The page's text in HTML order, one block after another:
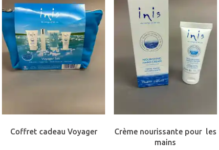
Coffret cadeau Voyager
Crème nourissante pour les
mains